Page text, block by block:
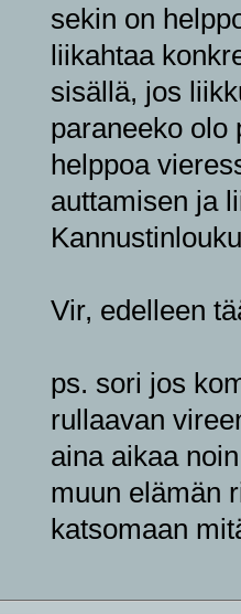
sekin on
liikahtaa
sisällä, jos
paraneeko olo
helppoa
auttamisen ja
Vir, edelleen
ps. sori jos
rullaavan
aina aikaa
muun elämän
katsomaan